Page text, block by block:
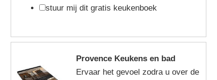
stuur mij dit gratis keukenboek
Provence Keukens en bad
Ervaar het gevoel zodra u over de